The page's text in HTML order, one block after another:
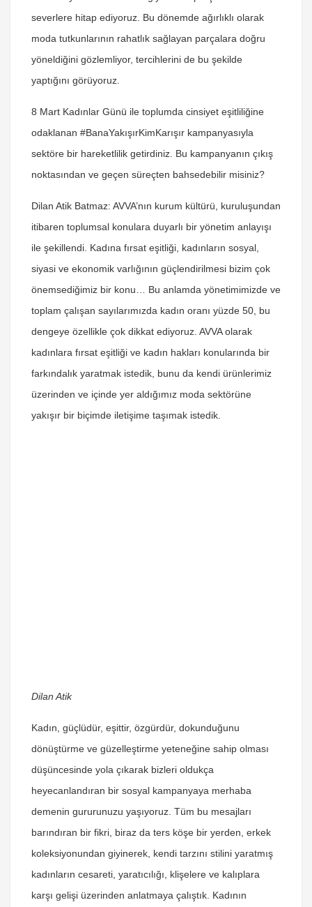
severlere hitap ediyoruz. Bu dönemde ağırlıklı olarak
moda tutkunlarının rahatlık sağlayan parçalara doğru
yöneldiğini gözlemliyor, tercihlerini de bu şekilde
yaptığını görüyoruz.
8 Mart Kadınlar Günü ile toplumda cinsiyet eşitliliğine
odaklanan #BanaYakışırKimKarışır kampanyasıyla
sektöre bir hareketlilik getirdiniz. Bu kampanyanın çıkış
noktasından ve geçen süreçten bahsedebilir misiniz?
Dilan Atik Batmaz: AVVA’nın kurum kültürü, kuruluşundan
itibaren toplumsal konulara duyarlı bir yönetim anlayışı
ile şekillendi. Kadına fırsat eşitliği, kadınların sosyal,
siyasi ve ekonomik varlığının güçlendirilmesi bizim çok
önemsediğimiz bir konu… Bu anlamda yönetimimizde ve
toplam çalışan sayılarımızda kadın oranı yüzde 50, bu
dengeye özellikle çok dikkat ediyoruz. AVVA olarak
kadınlara fırsat eşitliği ve kadın hakları konularında bir
farkındalık yaratmak istedik, bunu da kendi ürünlerimiz
üzerinden ve içinde yer aldığımız moda sektörüne
yakışır bir biçimde iletişime taşımak istedik.
Dilan Atik
Kadın, güçlüdür, eşittir, özgürdür, dokunduğunu
dönüştürme ve güzelleştirme yeteneğine sahip olması
düşüncesinde yola çıkarak bizleri oldukça
heyecanlandıran bir sosyal kampanyaya merhaba
demenin gururunuzu yaşıyoruz. Tüm bu mesajları
barındıran bir fikri, biraz da ters köşe bir yerden, erkek
koleksiyonundan giyinerek, kendi tarzını stilini yaratmış
kadınların cesareti, yaratıcılığı, klişelere ve kalıplara
karşı gelişi üzerinden anlatmaya çalıştık. Kadının